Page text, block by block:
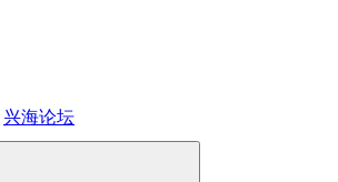
兴海论坛